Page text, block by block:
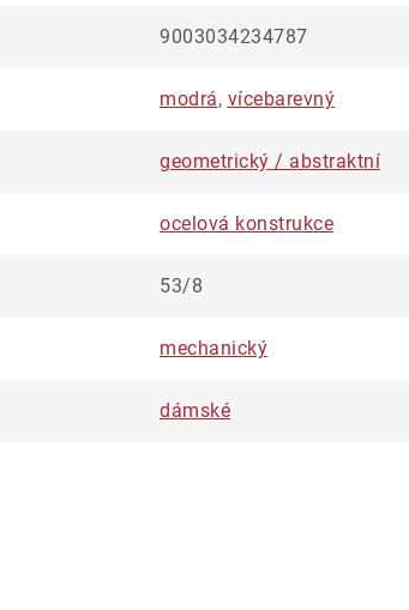
9003034234787
modrá, vícebarevný
geometrický / abstraktní
ocelová konstrukce
53/8
mechanický
dámské